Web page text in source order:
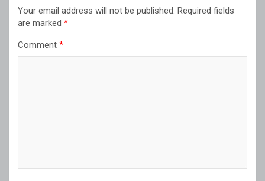
Your email address will not be published. Required fields
are marked *
Comment *